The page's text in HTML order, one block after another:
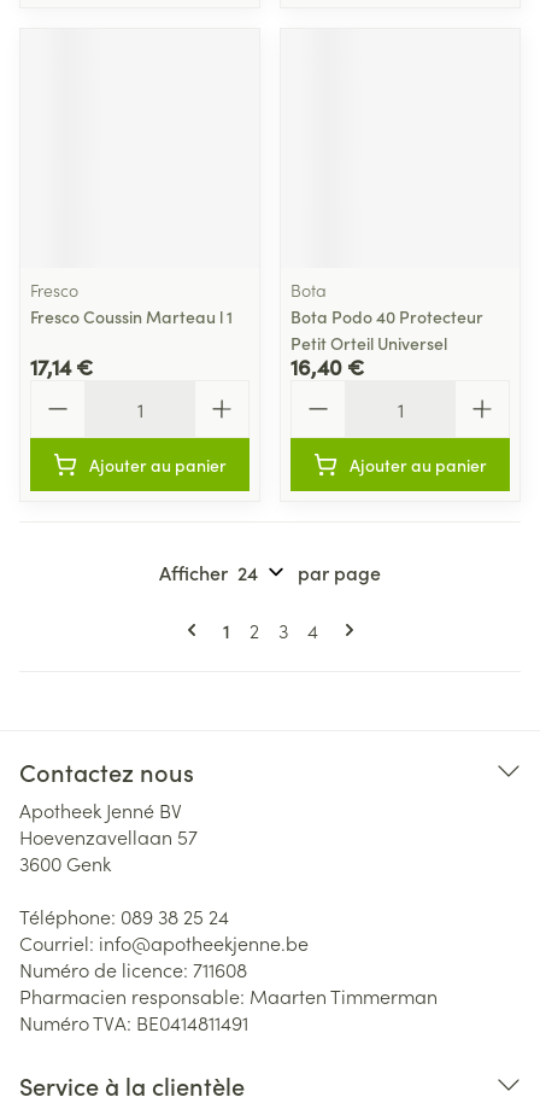
Fresco
Fresco Coussin Marteau l 1
17,14 €
Ajouter au panier
Bota
Bota Podo 40 Protecteur
Petit Orteil Universel
16,40 €
Ajouter au panier
Pages
Vous lisez actuellement la page
1 Page
2 Page
3 Page
4
Afficher par page
Contactez nous
Apotheek Jenné BV
Hoevenzavellaan 57
3600 Genk
Téléphone: 089 38 25 24
Courriel: info@apotheekjenne.be
Numéro de licence: 711608
Pharmacien responsable: Maarten Timmerman
Numéro TVA: BE0414811491
Service à la clientèle